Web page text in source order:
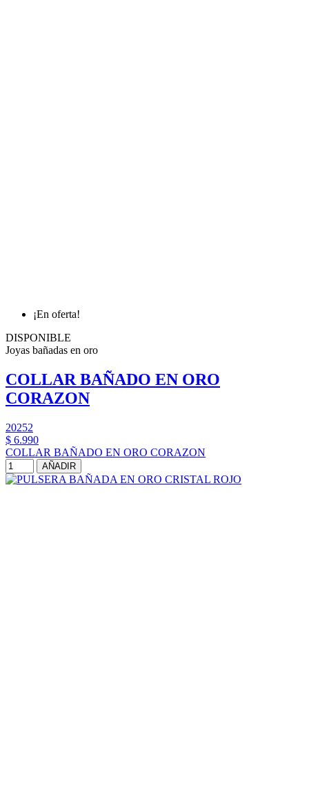
¡En oferta!
DISPONIBLE
Joyas bañadas en oro
COLLAR BAÑADO EN ORO
CORAZON
20252
$ 6.990
COLLAR BAÑADO EN ORO CORAZON
AÑADIR